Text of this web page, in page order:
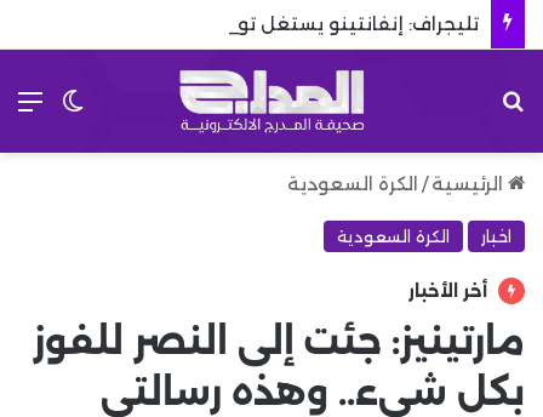
الرئيسية / الكرة السعودية
اخبار الكرة السعودية
أخر الأخبار
مارتينيز: جئت إلى النصر للفوز
بكل شيء.. وهذه رسالتي